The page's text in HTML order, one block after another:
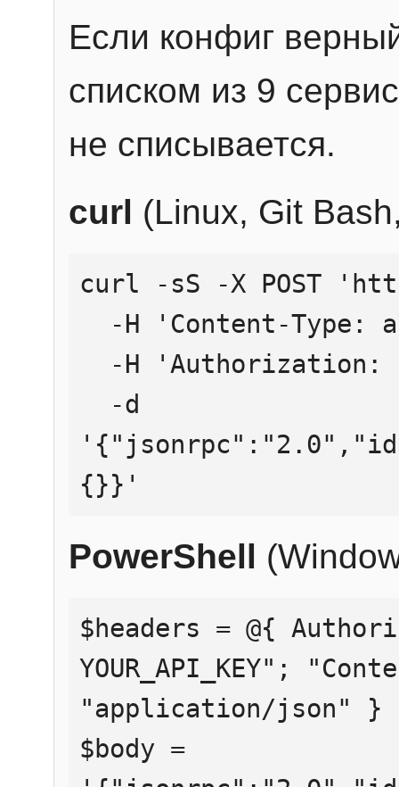
Если конфиг
списком из 9
не списывается.
curl (Linux, Git
curl -sS -X POST
{}}'
PowerShell
$headers = @{
YOUR_API_KEY";
"application/json" }
$body =